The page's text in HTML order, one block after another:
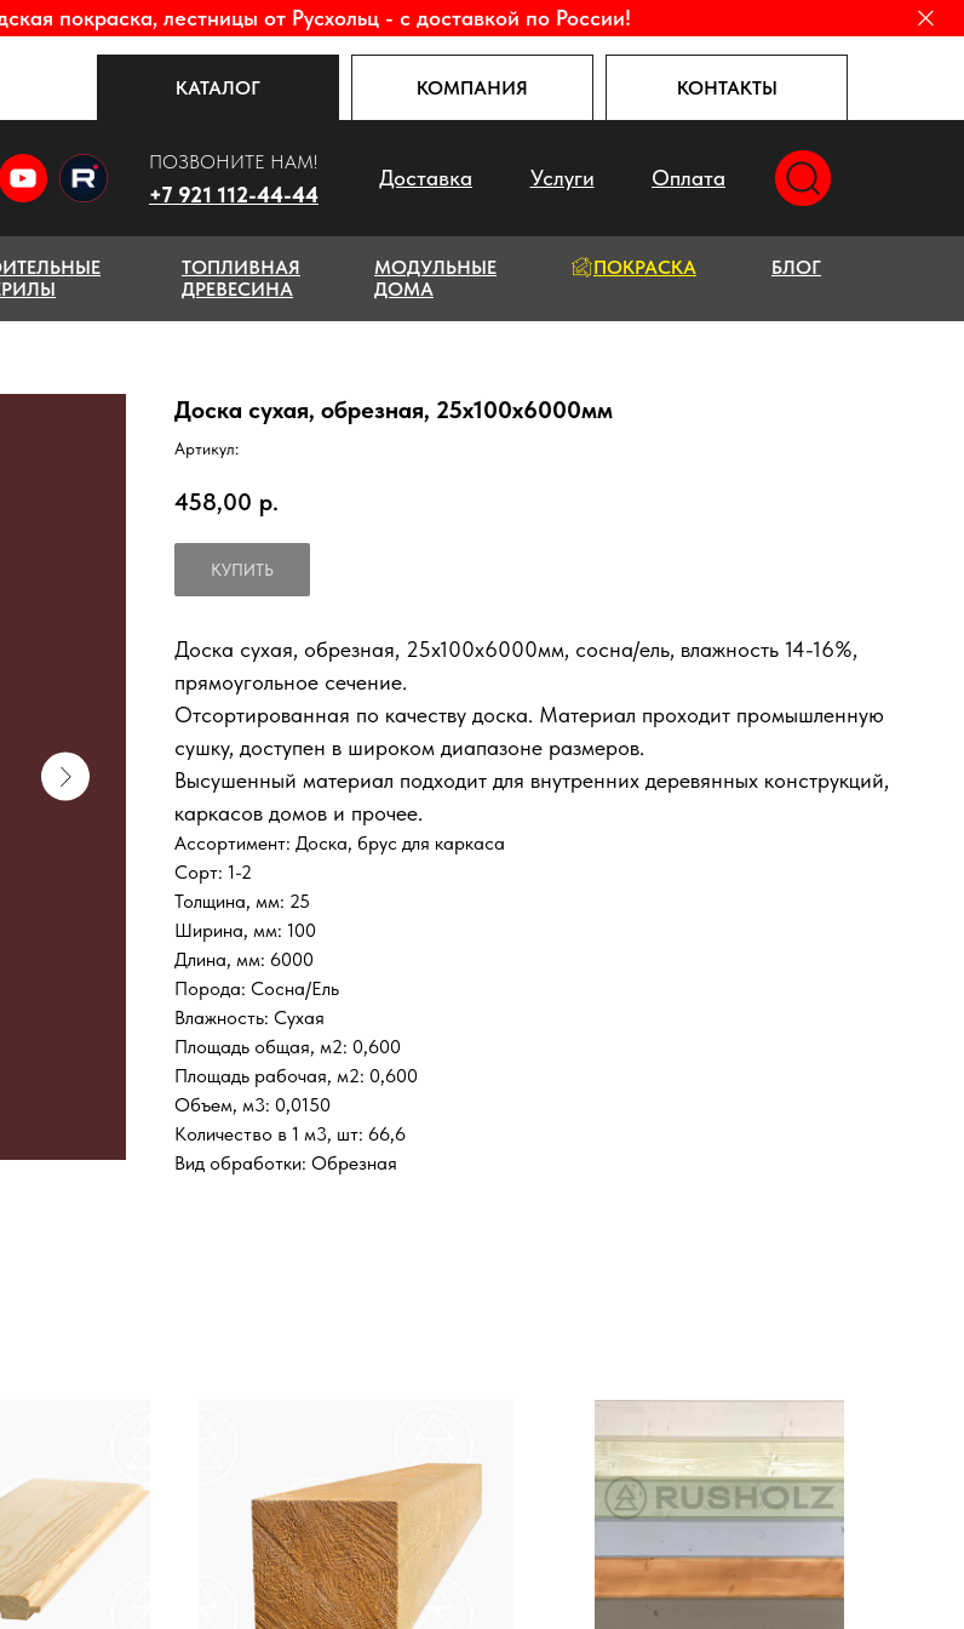
покраска, лестницы от Русхольц - с доставкой по России!
ПОЗВОНИТЕ НАМ!
+7 921 112-44-44
КАТАЛОГ КОНТАКТЫ
КОМПАНИЯ
Доставка Услуги Оплата
ТОПЛИВНАЯ
ДРЕВЕСИНА
МОДУЛЬНЫЕ
ДОМА
БЛОГ
ПОКРАСКА
Доска сухая, обрезная, 25х100х6000мм
Артикул:
458,00 р.
КУПИТЬ
Доска сухая, обрезная, 25х100х6000мм, сосна/ель, влажность 14-16%,
прямоугольное сечение.
Отсортированная по качеству доска. Материал проходит промышленную
сушку, доступен в широком диапазоне размеров.
Высушенный материал подходит для внутренних деревянных конструкций,
каркасов домов и прочее.
Ассортимент: Доска, брус для каркаса
Сорт: 1-2
Толщина, мм: 25
Ширина, мм: 100
Длина, мм: 6000
Порода: Сосна/Ель
Влажность: Сухая
Площадь общая, м2: 0,600
Площадь рабочая, м2: 0,600
Объем, м3: 0,0150
Количество в 1 м3, шт: 66,6
Вид обработки: Обрезная